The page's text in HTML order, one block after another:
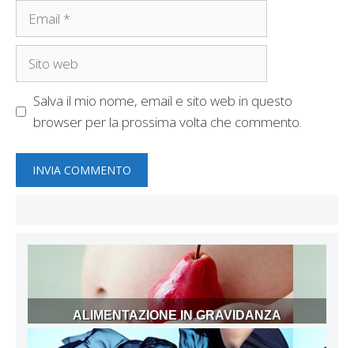
Email
Sito
Salva il mio nome, email e sito web in questo
browser per la prossima volta che commento.
ALIMENTAZIONE IN GRAVIDANZA